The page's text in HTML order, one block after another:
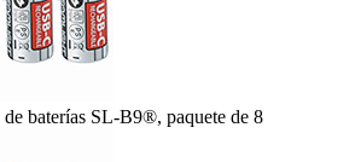
de baterías SL-B9®, paquete de 8